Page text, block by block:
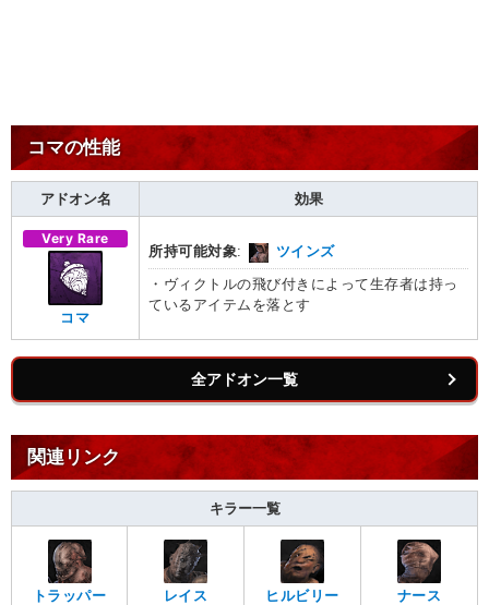
コマの性能
アドオン名 効果
Very Rare
コマ
所持可能対象:
ツインズ
・ヴィクトルの飛び付きによって生存者は持っ
ているアイテムを落とす
全アドオン一覧
関連リンク
キラー一覧
トラッパー レイス ヒルビリー ナース